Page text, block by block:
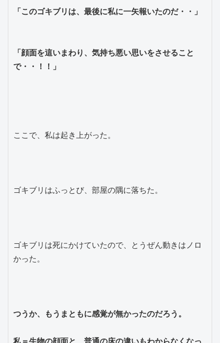
「顔面を這いまわり、気持ち悪い思いをさせること
ここで、私は起き上がった。
ゴキブリはふっとび、部屋の隅に落ちた。
ゴキブリは死にかけていたので、とうぜん動きはノロ
かった。
つうか、もうまともに感覚が無かったのだろう。